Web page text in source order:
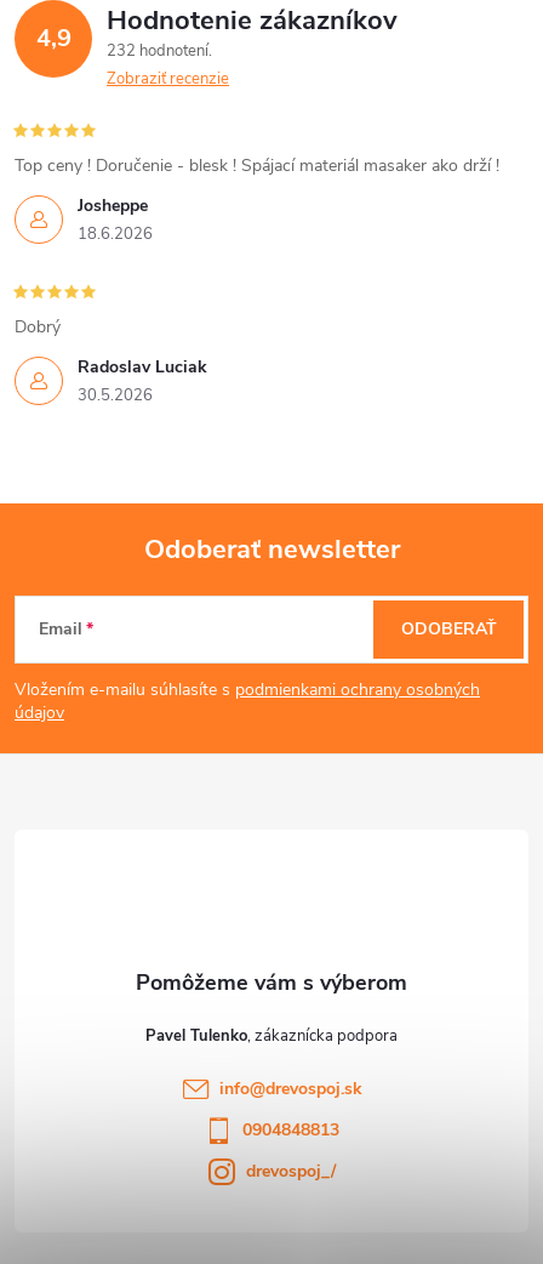
d
a
c
i
e
p
r
v
k
v
p
i
s
u
4,9 Hodnotenie zákazníkov
232 hodnotení
Zobraziť recenzie
Josheppe
18.6.2026
Top ceny ! Doručenie - blesk ! Spájací materiál masaker ako drží !
Radoslav Luciak
30.5.2026
Dobrý
Z
á
p
Odoberať newsletter
Email
Vložením e-mailu súhlasíte s podmienkami ochrany osobných
údajov
ODOBERAŤ
Pavel Tulenko
info@drevospoj.sk
0904848813
drevospoj_/